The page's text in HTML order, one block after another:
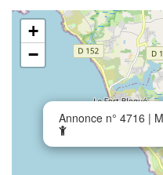
Annonce n° 4716 |
+
−